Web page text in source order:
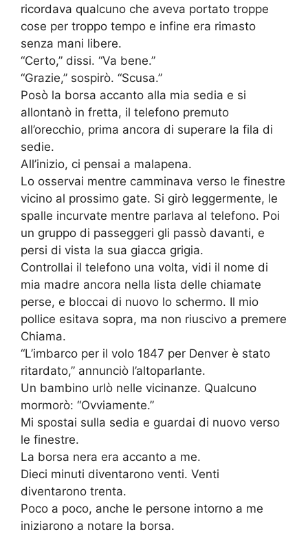
ricordava qualcuno che aveva portato troppe
cose per troppo tempo e infine era rimasto
senza mani libere.
“Certo,” dissi. “Va bene.”
“Grazie,” sospirò. “Scusa.”
Posò la borsa accanto alla mia sedia e si
allontanò in fretta, il telefono premuto
all’orecchio, prima ancora di superare la fila di
sedie.
All’inizio, ci pensai a malapena.
Lo osservai mentre camminava verso le finestre
vicino al prossimo gate. Si girò leggermente, le
spalle incurvate mentre parlava al telefono. Poi
un gruppo di passeggeri gli passò davanti, e
persi di vista la sua giacca grigia.
Controllai il telefono una volta, vidi il nome di
mia madre ancora nella lista delle chiamate
perse, e bloccai di nuovo lo schermo. Il mio
pollice esitava sopra, ma non riuscivo a premere
Chiama.
“L’imbarco per il volo 1847 per Denver è stato
ritardato,” annunciò l’altoparlante.
Un bambino urlò nelle vicinanze. Qualcuno
mormorò: “Ovviamente.”
Mi spostai sulla sedia e guardai di nuovo verso
le finestre.
La borsa nera era accanto a me.
Dieci minuti diventarono venti. Venti
diventarono trenta.
Poco a poco, anche le persone intorno a me
iniziarono a notare la borsa.